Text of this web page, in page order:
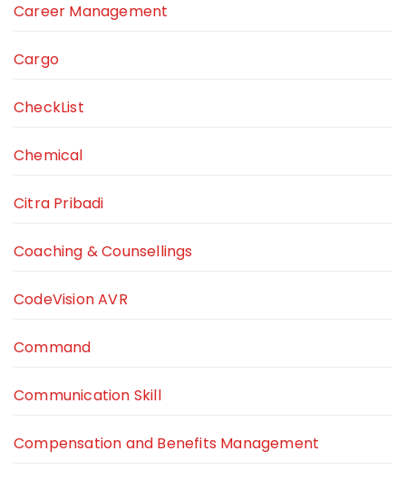
Career Management
Cargo
CheckList
Chemical
Citra Pribadi
Coaching & Counsellings
CodeVision AVR
Command
Communication Skill
Compensation and Benefits Management